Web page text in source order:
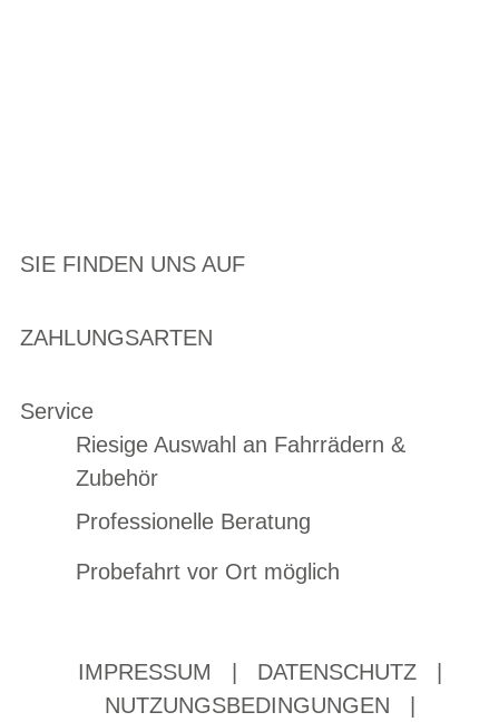
SIE FINDEN UNS AUF
ZAHLUNGSARTEN
Service
Riesige Auswahl an Fahrrädern &
Zubehör
Professionelle Beratung
Probefahrt vor Ort möglich
IMPRESSUM DATENSCHUTZ
NUTZUNGSBEDINGUNGEN